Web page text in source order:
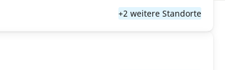
+2 weitere Standorte